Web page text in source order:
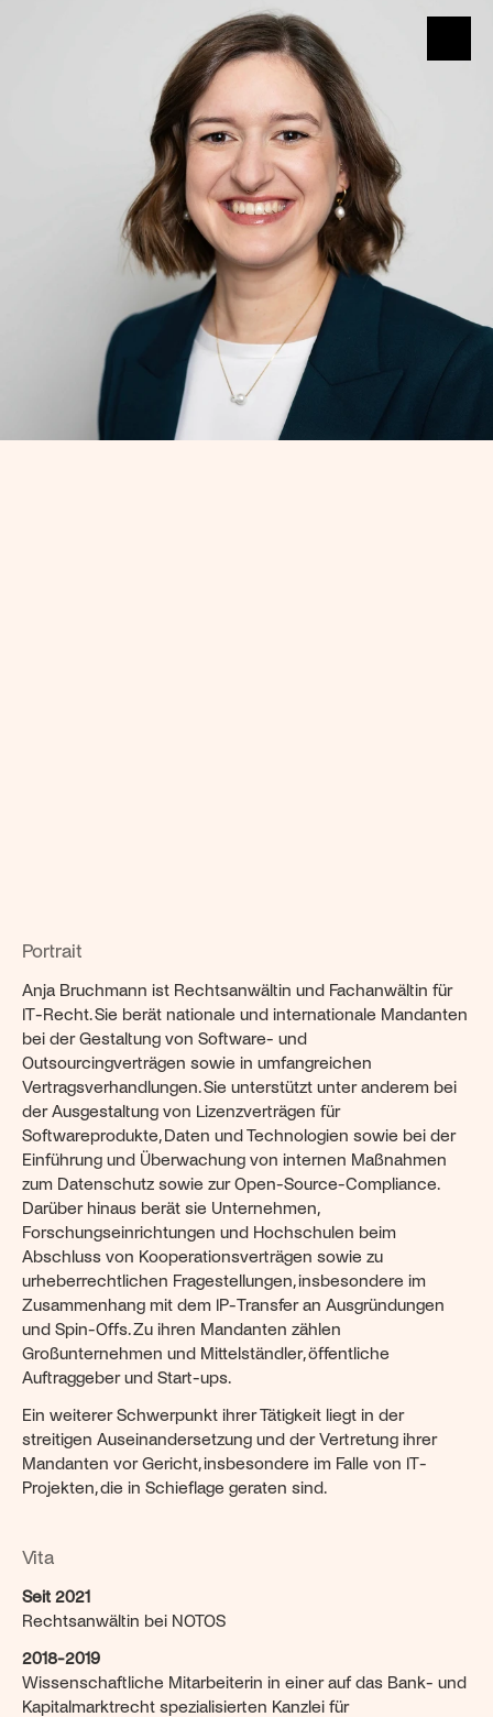
Portrait
Anja Bruchmann ist Rechtsanwältin und Fachanwältin für
IT-Recht. Sie berät nationale und internationale Mandanten
bei der Gestaltung von Software- und
Outsourcingverträgen sowie in umfangreichen
Vertragsverhandlungen. Sie unterstützt unter anderem bei
der Ausgestaltung von Lizenzverträgen für
Softwareprodukte, Daten und Technologien sowie bei der
Einführung und Überwachung von internen Maßnahmen
zum Datenschutz sowie zur Open-Source-Compliance.
Darüber hinaus berät sie Unternehmen,
Forschungseinrichtungen und Hochschulen beim
Abschluss von Kooperationsverträgen sowie zu
urheberrechtlichen Fragestellungen, insbesondere im
Zusammenhang mit dem IP-Transfer an Ausgründungen
und Spin-Offs. Zu ihren Mandanten zählen
Großunternehmen und Mittelständler, öffentliche
Auftraggeber und Start-ups.
Ein weiterer Schwerpunkt ihrer Tätigkeit liegt in der
streitigen Auseinandersetzung und der Vertretung ihrer
Mandanten vor Gericht, insbesondere im Falle von IT-
Projekten, die in Schieflage geraten sind.
Vita
Seit 2021
Rechtsanwältin bei NOTOS
2018-2019
Wissenschaftliche Mitarbeiterin in einer auf das Bank- und
Kapitalmarktrecht spezialisierten Kanzlei für